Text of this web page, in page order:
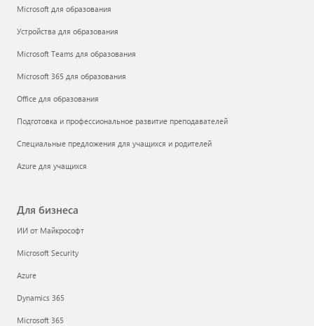
Microsoft для образования
Устройства для образования
Microsoft Teams для образования
Microsoft 365 для образования
Office для образования
Подготовка и профессиональное развитие преподавателей
Специальные предложения для учащихся и родителей
Azure для учащихся
Для бизнеса
ИИ от Майкрософт
Microsoft Security
Azure
Dynamics 365
Microsoft 365